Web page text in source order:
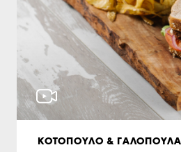
ΚΟΤΟΠΟΥΛΟ & ΓΑΛΟΠΟΥΛΑ